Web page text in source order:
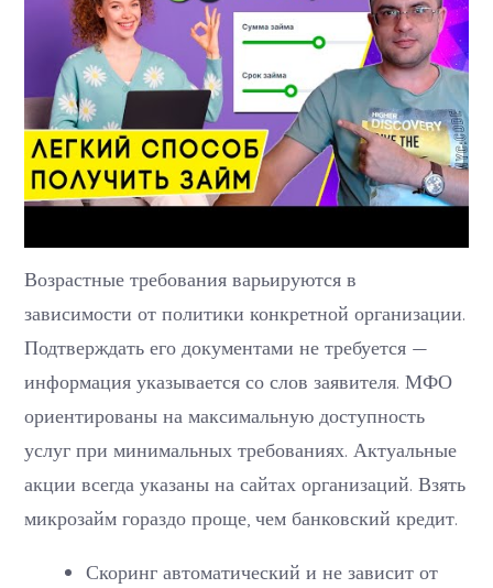
Возрастные требования варьируются в
зависимости от политики конкретной организации.
Подтверждать его документами не требуется —
информация указывается со слов заявителя. МФО
ориентированы на максимальную доступность
услуг при минимальных требованиях. Актуальные
акции всегда указаны на сайтах организаций. Взять
микрозайм гораздо проще, чем банковский кредит.
Скоринг автоматический и не зависит от